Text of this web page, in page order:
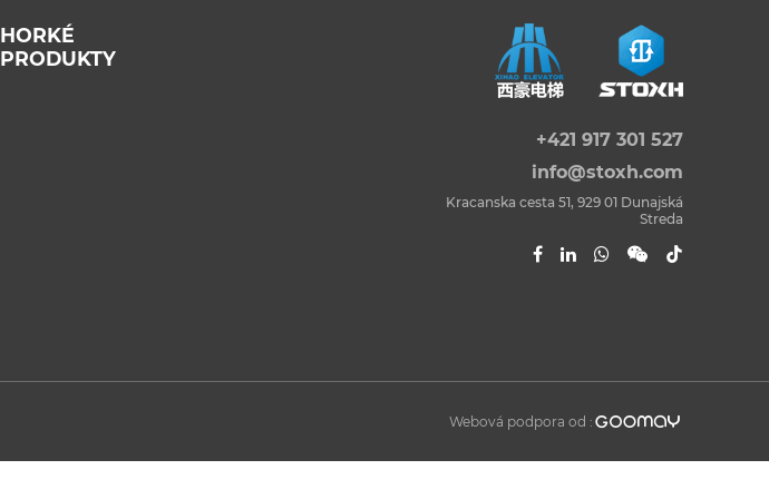
HORKÉ
PRODUKTY
+421 917 301 527
info@stoxh.com
Kracanska cesta 51, 929 01 Dunajská
Streda

Webová podpora od :